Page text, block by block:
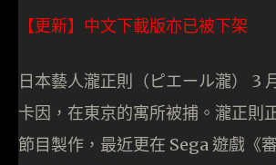
【更新】中文下載版亦已被下架
日本藝人瀧正則（ピエール瀧） 3
卡因，在東京的寓所被捕。瀧正則
節目製作，最近更在 Sega 遊戲《